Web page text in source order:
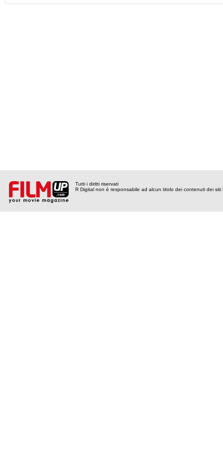
Tutti i diritti riservati
R Digital non è responsabile ad alcun titolo dei contenuti dei siti